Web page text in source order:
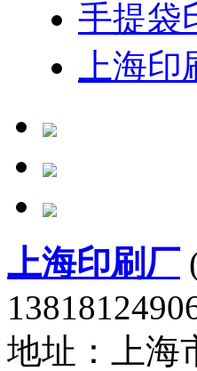
手提袋
上海
上海印刷厂
地址：上海